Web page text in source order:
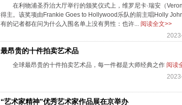
在利物浦圣乔治大厅举行的颁奖仪式上，维罗尼卡·瑞安（
得主。该奖项由Frankie Goes to Hollywood乐队的前主唱Holly
有的记者都在问为什么入围名单上没有男性：也许... 阅读全文>>
最昂贵的十件拍卖艺术品
全球最昂贵的十件拍卖艺术品，每一件都是大师经典之作 阅读
“艺术家精神”优秀艺术家作品展在京举办